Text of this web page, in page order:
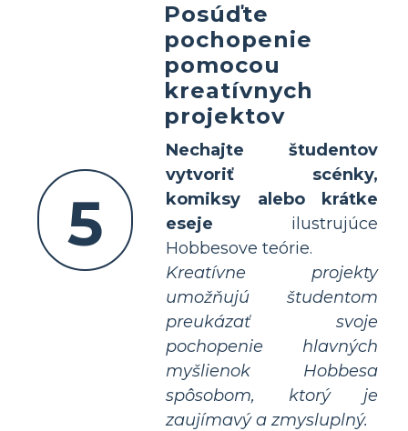
5
Posúďte
pochopenie
pomocou
kreatívnych
projektov
Nechajte študentov
vytvoriť scénky,
komiksy alebo krátke
eseje ilustrujúce
Hobbesove teórie.
Kreatívne projekty
umožňujú študentom
preukázať svoje
pochopenie hlavných
myšlienok Hobbesa
spôsobom, ktorý je
zaujímavý a zmysluplný.